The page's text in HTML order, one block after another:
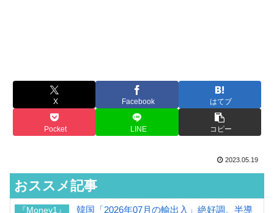
X Facebook はてブ
Pocket LINE コピー
2023.05.19
おススメ記事
『Money1』
韓国「2026年07月の輸出入」絶好調。半導